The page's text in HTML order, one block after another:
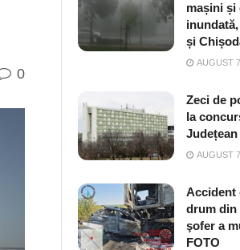
0
mașini și
și
AUGUST
Zeci de
la
AUGUST
Accident
drum din
şofer a
FOTO